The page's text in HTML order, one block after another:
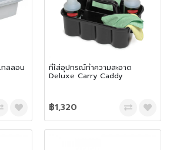
ลลอน ที่ใส่อุปกรณ์ทำความสะอาด
Deluxe Carry Caddy
฿1,320